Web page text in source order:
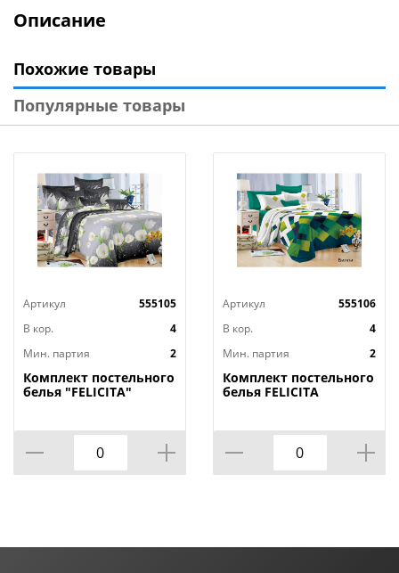
Описание
Похожие товары
Популярные товары
Артикул
555105
В кор.
4
Мин. партия
2
Комплект постельного
белья "FELICITA"
Артикул
555106
В кор.
4
Мин. партия
2
Комплект постельного
белья FELICITA